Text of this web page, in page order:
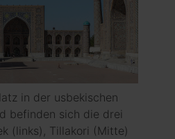
in der usbekischen
befinden sich die drei
(links), Tillakori (Mitte)